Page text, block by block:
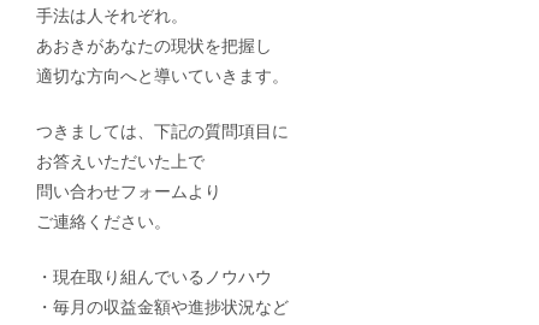
手法は人それぞれ。
あおきがあなたの現状を把握し
適切な方向へと導いていきます。
つきましては、下記の質問項目に
お答えいただいた上で
問い合わせフォームより
ご連絡ください。
・現在取り組んでいるノウハウ
・毎月の収益金額や進捗状況など